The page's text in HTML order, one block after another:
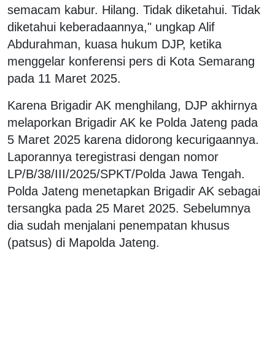
semacam kabur. Hilang. Tidak diketahui. Tidak
diketahui keberadaannya," ungkap Alif
Abdurahman, kuasa hukum DJP, ketika
menggelar konferensi pers di Kota Semarang
pada 11 Maret 2025.
Karena Brigadir AK menghilang, DJP akhirnya
melaporkan Brigadir AK ke Polda Jateng pada
5 Maret 2025 karena didorong kecurigaannya.
Laporannya teregistrasi dengan nomor
LP/B/38/III/2025/SPKT/Polda Jawa Tengah.
Polda Jateng menetapkan Brigadir AK sebagai
tersangka pada 25 Maret 2025. Sebelumnya
dia sudah menjalani penempatan khusus
(patsus) di Mapolda Jateng.